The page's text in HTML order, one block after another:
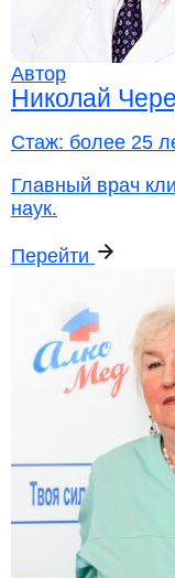
Автор
Николай
Стаж: более 25
Главный врач
наук.
Перейти